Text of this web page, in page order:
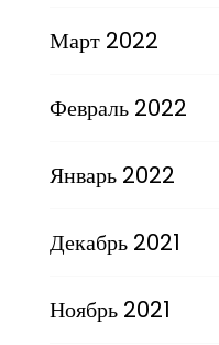
Март 2022
Февраль 2022
Январь 2022
Декабрь 2021
Ноябрь 2021